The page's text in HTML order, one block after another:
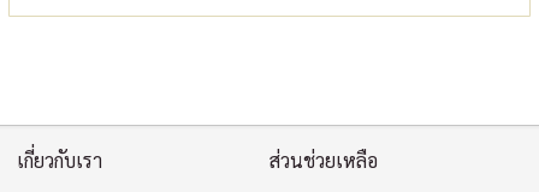
เกี่ยวกับเรา ส่วนช่วยเหลือ